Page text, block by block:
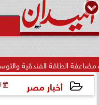
والتوسع في الاستثمار...
أخبار مصر